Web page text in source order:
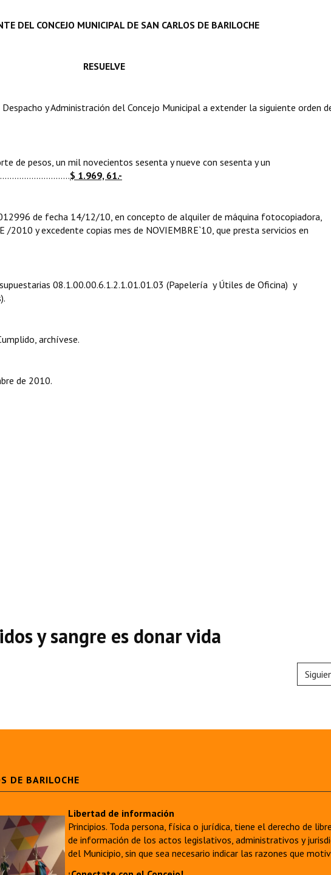
DEL CONCEJO MUNICIPAL DE SAN CARLOS DE BARILOCHE
RESUELVE
y Administración del Concejo Municipal a extender la siguiente orden
de pesos, un mil novecientos sesenta y nueve con sesenta y un
$ 1.969, 61.-
fecha 14/12/10, en concepto de alquiler de máquina fotocopiadora,
/2010 y excedente copias mes de NOVIEMBRE`10, que presta servicios en
08.1.00.00.6.1.2.1.01.01.03 (Papelería y Útiles de Oficina) y
archívese.
de 2010.
y sangre es donar vida
DE BARILOCHE
Libertad de información
Principios. Toda persona, física o jurídica, tiene el derecho de
de información de los actos legislativos, administrativos y
del Municipio, sin que sea necesario indicar las razones que